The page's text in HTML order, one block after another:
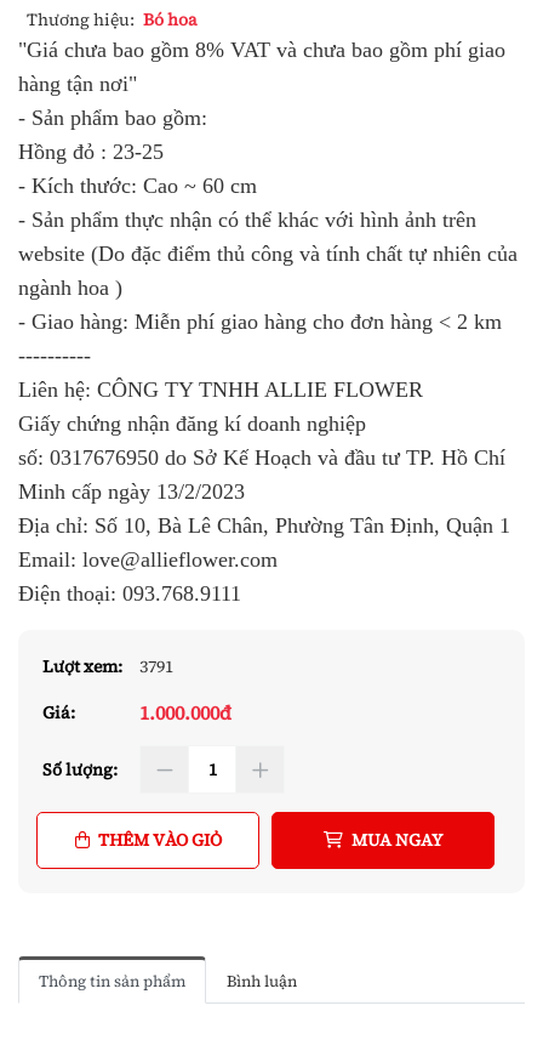
Thương hiệu: Bó hoa
"Giá chưa bao gồm 8% VAT và chưa bao gồm phí giao
hàng tận nơi"
- Sản phẩm bao gồm:
Hồng đỏ : 23-25
- Kích thước: Cao ~ 60 cm
- Sản phẩm thực nhận có thể khác với hình ảnh trên
website (Do đặc điểm thủ công và tính chất tự nhiên của
ngành hoa )
- Giao hàng: Miễn phí giao hàng cho đơn hàng < 2 km
----------
Liên hệ: CÔNG TY TNHH ALLIE FLOWER
Giấy chứng nhận đăng kí doanh nghiệp
số: 0317676950 do Sở Kế Hoạch và đầu tư TP. Hồ Chí
Minh cấp ngày 13/2/2023
Địa chỉ: Số 10, Bà Lê Chân, Phường Tân Định, Quận 1
Email: love@allieflower.com
Điện thoại: 093.768.9111
Lượt xem:
3791
Giá:
1.000.000đ
Số lượng:
THÊM VÀO GIỎ MUA NGAY
Thông tin sản phẩm Bình luận